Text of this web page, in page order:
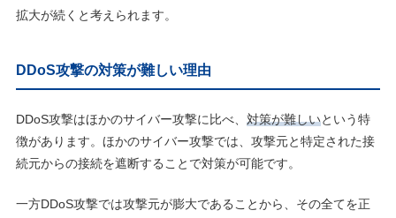
拡大が続くと考えられます。
DDoS攻撃の対策が難しい理由
DDoS攻撃はほかのサイバー攻撃に比べ、 対策が難しいという特
徴があります。ほかのサイバー攻撃では、攻撃元と特定された接
続元からの接続を遮断することで対策が可能です。
一方DDoS攻撃では攻撃元が膨大であることから、その全てを正